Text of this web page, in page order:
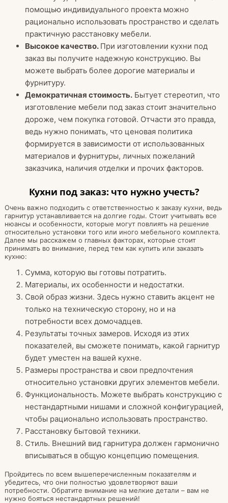
помощью индивидуального проекта можно
рационально использовать пространство и сделать
практичную расстановку мебели.
Высокое качество. При изготовлении кухни под
заказ вы получите надежную конструкцию. Вы
можете выбрать более дорогие материалы и
фурнитуру.
Демократичная стоимость.Бытует стереотип, что
изготовление мебели под заказ стоит значительно
дороже, чем покупка готовой. Отчасти это правда,
ведь нужно понимать, что ценовая политика
формируется в зависимости от использованных
материалов и фурнитуры, личных пожеланий
заказчика, наличия отделки и прочих факторов.
Кухни под заказ: что нужно учесть?
Очень важно подходить с ответственностью к заказу кухни, ведь
гарнитур устанавливается на долгие годы. Стоит учитывать все
нюансы и особенности, которые могут повлиять на решение
относительно установки того или иного мебельного комплекта.
Далее мы расскажем о главных факторах, которые стоит
принимать во внимание, перед тем как купить или заказать
кухню:
Сумма, которую вы готовы потратить.
Материалы, их особенности и недостатки.
Свой образ жизни. Здесь нужно ставить акцент не
только на техническую сторону, но и на
потребности всех домочадцев.
Результаты точных замеров. Исходя из этих
показателей, вы сможете понимать, какой гарнитур
будет уместен на вашей кухне.
Размеры пространства и свои предпочтения
относительно установки других элементов мебели.
Функциональность. Можете выбрать конструкцию с
нестандартными нишами и сложной конфигурацией,
чтобы рационально использовать пространство.
Расстановку бытовой техники.
Стиль. Внешний вид гарнитура должен гармонично
вписываться в общую концепцию помещения.
Пройдитесь по всем вышеперечисленным показателям и
убедитесь, что они полностью удовлетворяют ваши
потребности. Обратите внимание на мелкие детали – вам не
нужно бояться нестандартных решений!